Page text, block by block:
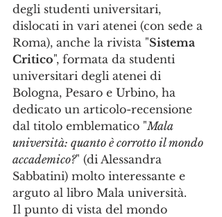
degli studenti universitari,
dislocati in vari atenei (con sede a
Roma), anche la rivista "Sistema
Critico", formata da studenti
universitari degli atenei di
Bologna, Pesaro e Urbino, ha
dedicato un articolo-recensione
dal titolo emblematico "Mala
università: quanto è corrotto il mondo
accademico?" (di Alessandra
Sabbatini) molto interessante e
arguto al libro Mala università.
Il punto di vista del mondo